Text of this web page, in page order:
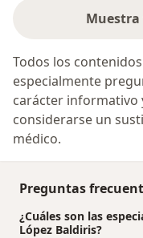
Muestra
Todos los
especialmente
carácter informativo
considerarse un
médico.
Preguntas
¿Cuáles son las
López Baldiris?